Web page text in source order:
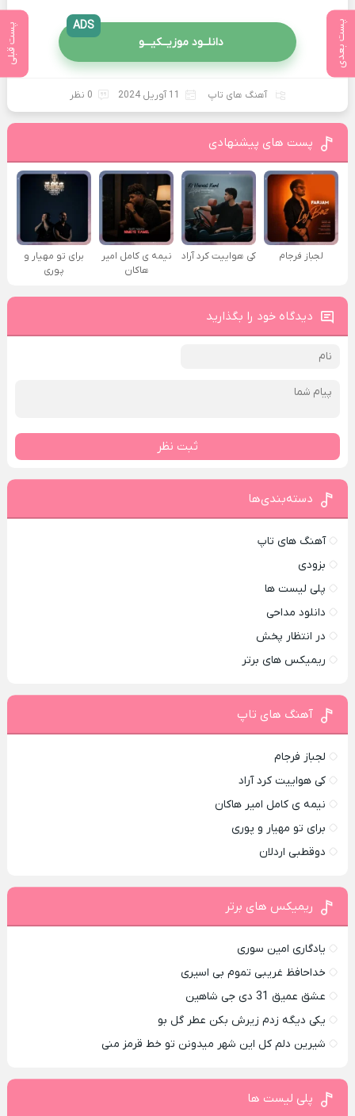
پست بعدی پست قبلی دانلــود موزیــکیـــو
ADS
آهنگ های تاپ 11 آوریل 2024 0 نظر
پست های پیشنهادی
لجباز فرجام کی هواییت کرد آراد
نیمه ی کامل امیر
هاکان
برای تو مهیار و
پوری
دیدگاه خود را بگذارید
ثبت نظر
دسته‌بندی‌ها
آهنگ های تاپ
بزودی
پلی لیست ها
دانلود مداحی
در انتظار پخش
ریمیکس های برتر
آهنگ های تاپ
لجباز فرجام
کی هواییت کرد آراد
نیمه ی کامل امیر هاکان
برای تو مهیار و پوری
دوقطبی اردلان
ریمیکس های برتر
یادگاری امین سوری
خداحافظ غریبی تموم بی اسیری
عشق عمیق 31 دی جی شاهین
یکی دیگه زدم زیرش بکن عطر گل بو
شیرین دلم کل این شهر میدونن تو خط قرمز منی
پلی لیست ها